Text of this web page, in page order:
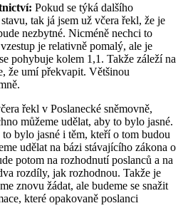
Pokud se týká dalšího
tak já jsem už včera řekl, že je
nezbytné. Nicméně nechci to
je relativně pomalý, ale je
pohybuje kolem 1,1. Takže záleží na
že umí překvapit. Většinou
řekl v Poslanecké sněmovně,
můžeme udělat, aby to bylo jasné.
bylo jasné i těm, kteří o tom budou
udělat na bázi stávajícího zákona o
potom na rozhodnutí poslanců a na
rozdíly, jak rozhodnou. Takže je
znovu žádat, ale budeme se snažit
které opakovaně poslanci